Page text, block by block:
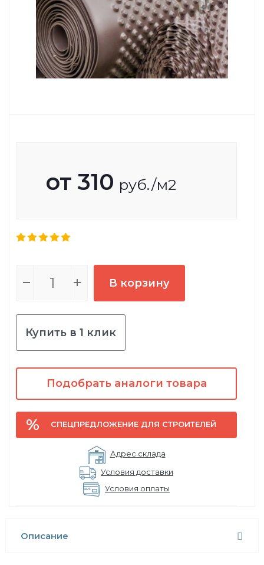
от 310 руб./м2
В корзину
Купить в 1 клик
Подобрать аналоги товара
СПЕЦПРЕДЛОЖЕНИЕ ДЛЯ СТРОИТЕЛЕЙ
Адрес склада
Условия доставки
Условия оплаты
Описание